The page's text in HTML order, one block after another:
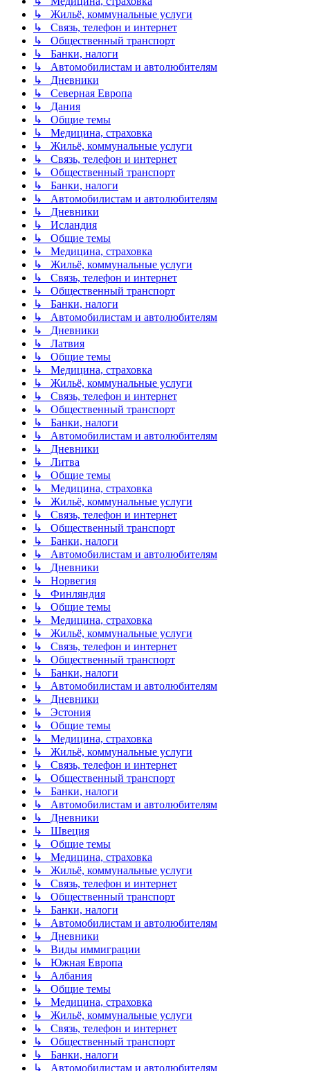
↳ Жильё, коммунальные услуги
↳ Связь, телефон и интернет
↳ Общественный транспорт
↳ Банки, налоги
↳ Автомобилистам и автолюбителям
↳ Дневники
↳ Северная Европа
↳ Дания
↳ Общие темы
↳ Медицина, страховка
↳ Жильё, коммунальные услуги
↳ Связь, телефон и интернет
↳ Общественный транспорт
↳ Банки, налоги
↳ Автомобилистам и автолюбителям
↳ Дневники
↳ Исландия
↳ Общие темы
↳ Медицина, страховка
↳ Жильё, коммунальные услуги
↳ Связь, телефон и интернет
↳ Общественный транспорт
↳ Банки, налоги
↳ Автомобилистам и автолюбителям
↳ Дневники
↳ Латвия
↳ Общие темы
↳ Медицина, страховка
↳ Жильё, коммунальные услуги
↳ Связь, телефон и интернет
↳ Общественный транспорт
↳ Банки, налоги
↳ Автомобилистам и автолюбителям
↳ Дневники
↳ Литва
↳ Общие темы
↳ Медицина, страховка
↳ Жильё, коммунальные услуги
↳ Связь, телефон и интернет
↳ Общественный транспорт
↳ Банки, налоги
↳ Автомобилистам и автолюбителям
↳ Дневники
↳ Норвегия
↳ Финляндия
↳ Общие темы
↳ Медицина, страховка
↳ Жильё, коммунальные услуги
↳ Связь, телефон и интернет
↳ Общественный транспорт
↳ Банки, налоги
↳ Автомобилистам и автолюбителям
↳ Дневники
↳ Эстония
↳ Общие темы
↳ Медицина, страховка
↳ Жильё, коммунальные услуги
↳ Связь, телефон и интернет
↳ Общественный транспорт
↳ Банки, налоги
↳ Автомобилистам и автолюбителям
↳ Дневники
↳ Швеция
↳ Общие темы
↳ Медицина, страховка
↳ Жильё, коммунальные услуги
↳ Связь, телефон и интернет
↳ Общественный транспорт
↳ Банки, налоги
↳ Автомобилистам и автолюбителям
↳ Дневники
↳ Виды иммиграции
↳ Южная Европа
↳ Албания
↳ Общие темы
↳ Медицина, страховка
↳ Жильё, коммунальные услуги
↳ Связь, телефон и интернет
↳ Общественный транспорт
↳ Банки, налоги
↳ Автомобилистам и автолюбителям